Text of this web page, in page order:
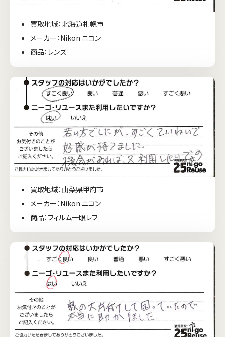
買取地域：北海道札幌市
メーカー：Nikon ニコン
商品：レンズ
買取地域：山梨県甲府市
メーカー：Nikon ニコン
商品：フィルム一眼レフ